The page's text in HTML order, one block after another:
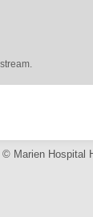
© Marien Hospital